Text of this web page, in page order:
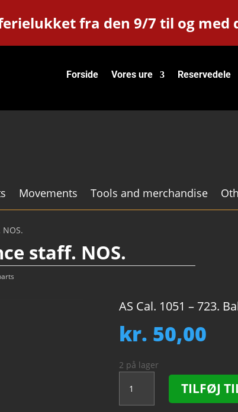
fra den 9/7 til og med
Forside Vores ure Reservedele
Movements Tools and merchandise
staff. NOS.
AS Cal. 1051 – 723.
kr. 50,00
2 på lager
Cal.
1051
TILFØJ